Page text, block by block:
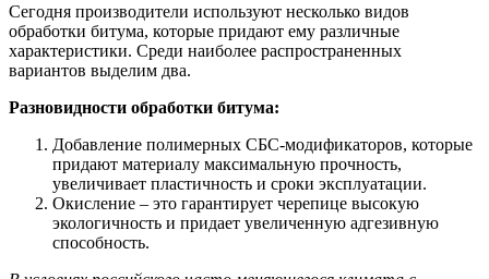
Сегодня производители используют несколько видов
обработки битума, которые придают ему различные
характеристики. Среди наиболее распространенных
вариантов выделим два.
Разновидности обработки битума:
Добавление полимерных СБС-модификаторов, которые
придают материалу максимальную прочность,
увеличивает пластичность и сроки эксплуатации.
Окисление – это гарантирует черепице высокую
экологичность и придает увеличенную адгезивную
способность.